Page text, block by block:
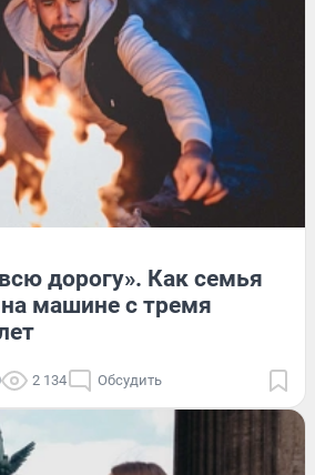
дорогу». Как семья
машине с тремя
2 134 Обсудить